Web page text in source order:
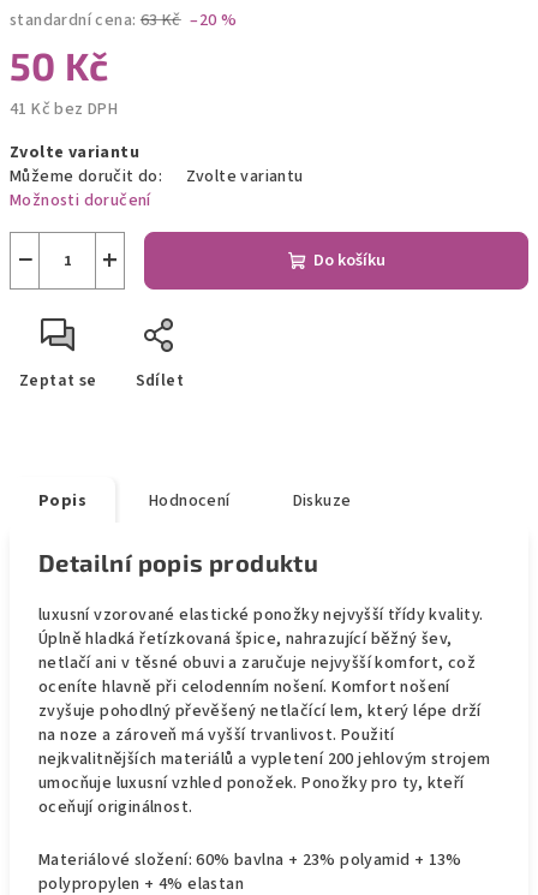
standardní cena: 63 Kč –20 %
50 Kč
41 Kč bez DPH
cena:
Zvolte variantu
Můžeme doručit do:
Zvolte variantu
Možnosti doručení
+
− Do košíku
Zeptat se Sdílet
Popis Hodnocení Diskuze
Detailní popis produktu
luxusní vzorované elastické ponožky nejvyšší třídy kvality.
Úplně hladká řetízkovaná špice, nahrazující běžný šev,
netlačí ani v těsné obuvi a zaručuje nejvyšší komfort, což
oceníte hlavně při celodenním nošení. Komfort nošení
zvyšuje pohodlný převěšený netlačící lem, který lépe drží
na noze a zároveň má vyšší trvanlivost. Použití
nejkvalitnějších materiálů a vypletení 200 jehlovým strojem
umocňuje luxusní vzhled ponožek. Ponožky pro ty, kteří
oceňují originálnost.
Materiálové složení: 60% bavlna + 23% polyamid + 13%
polypropylen + 4% elastan